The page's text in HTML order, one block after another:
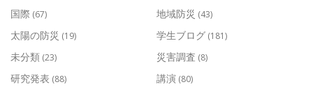
国際 (67) 地域防災 (43)
太陽の防災 (19) 学生ブログ (181)
未分類 (23) 災害調査 (8)
研究発表 (88) 講演 (80)